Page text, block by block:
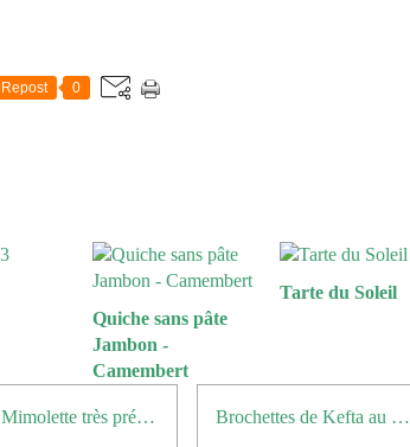
Repost 0
Quiche sans pâte
Jambon -
Camembert
Tarte du Soleil
Des CooKies au fromage ... à la Mimolette très précisément Brochettes de Kefta au Boeuf